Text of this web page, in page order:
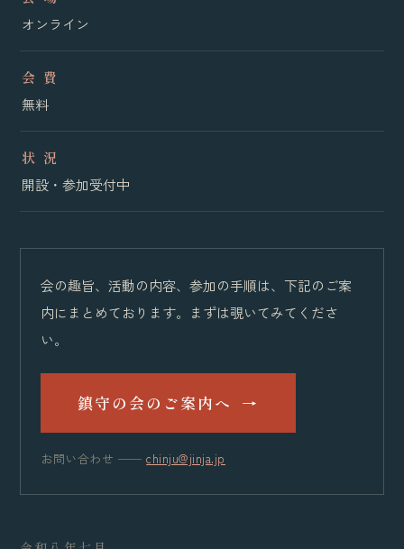
オンライン
会 費
無料
状 況
開設・参加受付中
会の趣旨、活動の内容、参加の手順は、下記のご案
内にまとめております。まずは覗いてみてくださ
い。
鎮守の会のご案内へ →
お問い合わせ ──chinju@jinja.jp